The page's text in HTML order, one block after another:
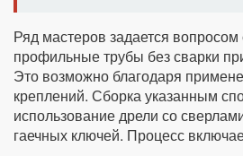
Ряд мастеров задается вопросом
профильные трубы без сварки
Это возможно благодаря
креплений. Сборка указанным
использование дрели со
гаечных ключей. Процесс